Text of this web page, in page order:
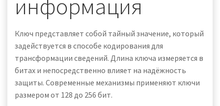
информация
Ключ представляет собой тайный значение, который
задействуется в способе кодирования для
трансформации сведений. Длина ключа измеряется в
битах и непосредственно влияет на надёжность
защиты. Современные механизмы применяют ключи
размером от 128 до 256 бит.